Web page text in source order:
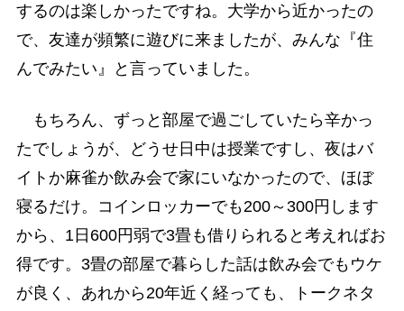
するのは楽しかったですね。大学から近かったの
で、友達が頻繁に遊びに来ましたが、みんな『住
んでみたい』と言っていました。
もちろん、ずっと部屋で過ごしていたら辛かっ
たでしょうが、どうせ日中は授業ですし、夜はバ
イトか麻雀か飲み会で家にいなかったので、ほぼ
寝るだけ。コインロッカーでも200～300円します
から、1日600円弱で3畳も借りられると考えればお
得です。3畳の部屋で暮らした話は飲み会でもウケ
が良く、あれから20年近く経っても、トークネタ